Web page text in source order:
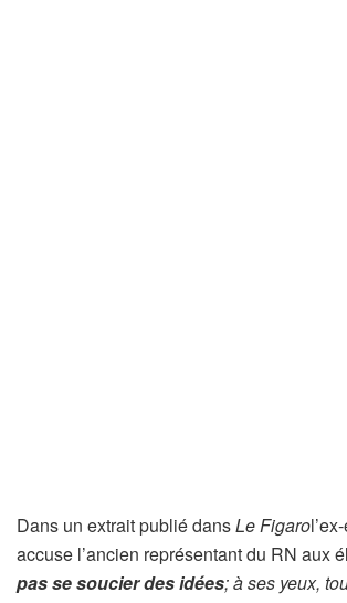
Dans un extrait publié dansLe Figaro
accuse l’ancien représentant du RN aux
pas se soucier des idées; à ses yeux,